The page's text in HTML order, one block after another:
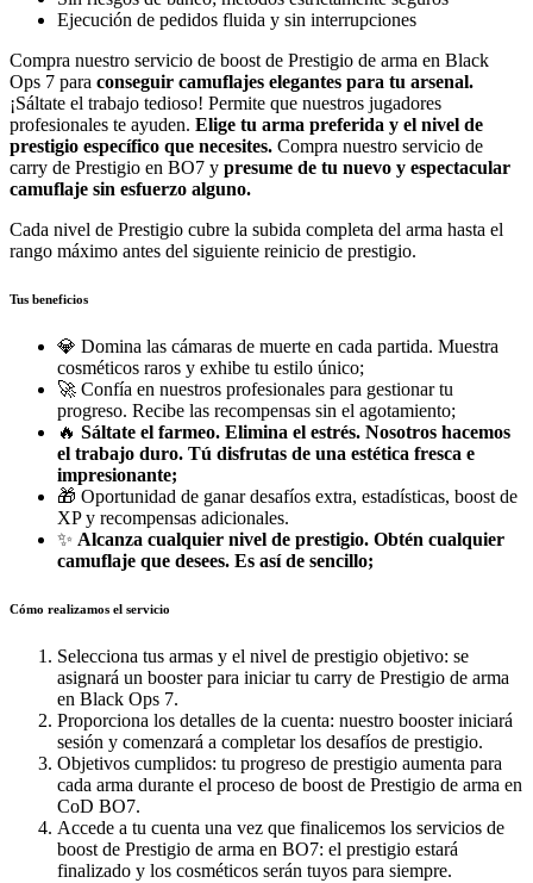
Ejecución de pedidos fluida y sin interrupciones
Compra nuestro servicio de boost de Prestigio de arma en Black
Ops 7 para conseguir camuflajes elegantes para tu arsenal.
¡Sáltate el trabajo tedioso! Permite que nuestros jugadores
profesionales te ayuden. Elige tu arma preferida y el nivel de
prestigio específico que necesites. Compra nuestro servicio de
carry de Prestigio en BO7 y presume de tu nuevo y espectacular
camuflaje sin esfuerzo alguno.
Cada nivel de Prestigio cubre la subida completa del arma hasta el
rango máximo antes del siguiente reinicio de prestigio.
Tus beneficios
💎 Domina las cámaras de muerte en cada partida. Muestra
cosméticos raros y exhibe tu estilo único;
🚀 Confía en nuestros profesionales para gestionar tu
progreso. Recibe las recompensas sin el agotamiento;
🔥 Sáltate el farmeo. Elimina el estrés. Nosotros hacemos
el trabajo duro. Tú disfrutas de una estética fresca e
impresionante;
🎁 Oportunidad de ganar desafíos extra, estadísticas, boost de
XP y recompensas adicionales.
✨ Alcanza cualquier nivel de prestigio. Obtén cualquier
camuflaje que desees. Es así de sencillo;
Cómo realizamos el servicio
Selecciona tus armas y el nivel de prestigio objetivo: se
asignará un booster para iniciar tu carry de Prestigio de arma
en Black Ops 7.
Proporciona los detalles de la cuenta: nuestro booster iniciará
sesión y comenzará a completar los desafíos de prestigio.
Objetivos cumplidos: tu progreso de prestigio aumenta para
cada arma durante el proceso de boost de Prestigio de arma en
CoD BO7.
Accede a tu cuenta una vez que finalicemos los servicios de
boost de Prestigio de arma en BO7: el prestigio estará
finalizado y los cosméticos serán tuyos para siempre.